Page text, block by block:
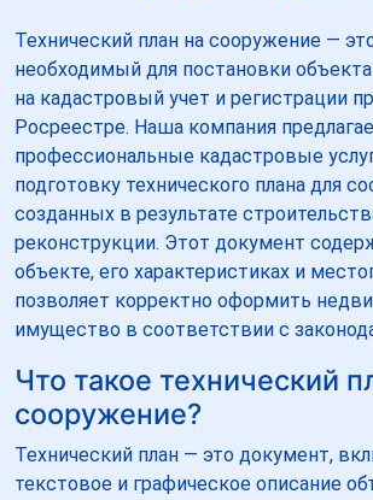
Технический план на сооружение —
необходимый для постановки
на кадастровый учет и регистрации
Росреестре. Наша компания
профессиональные кадастровые
подготовку технического плана для
созданных в результате
реконструкции. Этот документ
объекте, его характеристиках и
позволяет корректно оформить
имущество в соответствии с
Что такое технический
сооружение?
Технический план — это документ,
текстовое и графическое описание